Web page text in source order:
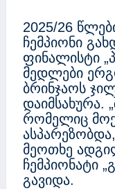
2025/26
ჩემპიონი
ფინალისტი
მედლები
ბრინჯაოს
დაიმსახურა.
რომელიც
მეოთხე
ჩემპიონატი
გავიდა.